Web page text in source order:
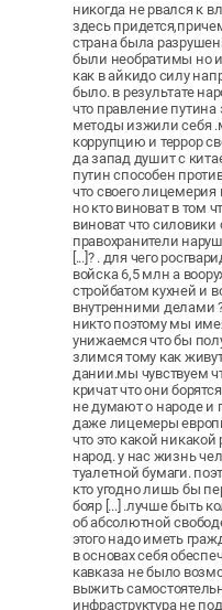
никогда не рвался к
здесь
страна была
были необратимы но
как в айкидо силу
было. в результате
что правление путина
методы изжили себя
коррупцию и террор
да запад душит с
путин способен
что своего лицемерия
но кто виноват в том
виноват что силовики
правохранители
[...]? . для чего
войска 6,5 млн а
стройбатом кухней и
внутренними делами
никто поэтому мы
унижаемся что бы
злимся тому как
дании.мы чувствуем
кричат что они
не думают о народе и
даже лицемеры
что это какой
народ. у нас жизнь
туалетной бумаги.
кто угодно лишь бы
бояр [...] .лучше быть
об абсолютной
этого надо иметь
в основах себя
кавказа не было
выжить
инфраструктура не